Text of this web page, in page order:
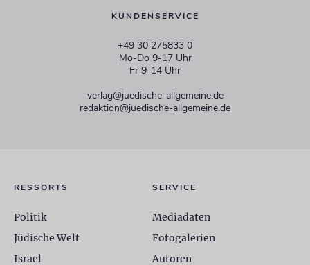
KUNDENSERVICE
+49 30 275833 0
Mo-Do 9-17 Uhr
Fr 9-14 Uhr
verlag@juedische-allgemeine.de
redaktion@juedische-allgemeine.de
RESSORTS
Politik
Jüdische Welt
Israel
SERVICE
Mediadaten
Fotogalerien
Autoren